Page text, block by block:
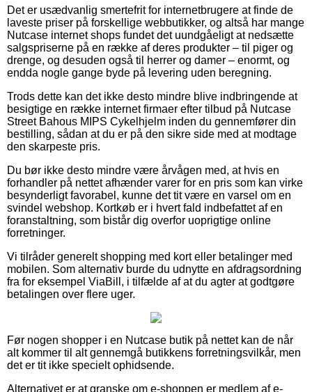
Det er usædvanlig smertefrit for internetbrugere at finde de
laveste priser på forskellige webbutikker, og altså har mange
Nutcase internet shops fundet det uundgåeligt at nedsætte
salgspriserne på en række af deres produkter – til piger og
drenge, og desuden også til herrer og damer – enormt, og
endda nogle gange byde på levering uden beregning.
Trods dette kan det ikke desto mindre blive indbringende at
besigtige en række internet firmaer efter tilbud på Nutcase
Street Bahous MIPS Cykelhjelm inden du gennemfører din
bestilling, sådan at du er på den sikre side med at modtage
den skarpeste pris.
Du bør ikke desto mindre være årvågen med, at hvis en
forhandler på nettet afhænder varer for en pris som kan virke
besynderligt favorabel, kunne det tit være en varsel om en
svindel webshop. Kortkøb er i hvert fald indbefattet af en
foranstaltning, som bistår dig overfor uoprigtige online
forretninger.
Vi tilråder generelt shopping med kort eller betalinger med
mobilen. Som alternativ burde du udnytte en afdragsordning
fra for eksempel ViaBill, i tilfælde af at du agter at godtgøre
betalingen over flere uger.
Før nogen shopper i en Nutcase butik på nettet kan de når
alt kommer til alt gennemgå butikkens forretningsvilkår, men
det er tit ikke specielt ophidsende.
Alternativet er at granske om e-shoppen er medlem af e-